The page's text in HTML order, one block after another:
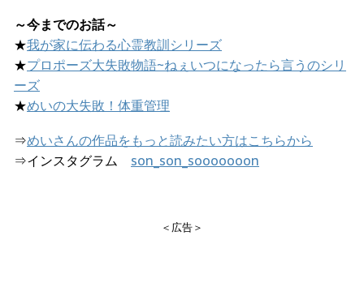
～今までのお話～
★我が家に伝わる心霊教訓シリーズ
★プロポーズ大失敗物語~ねぇいつになったら言うのシリ
ーズ
★めいの大失敗！体重管理
⇒めいさんの作品をもっと読みたい方はこちらから
⇒インスタグラム son_son_sooooooon
＜広告＞